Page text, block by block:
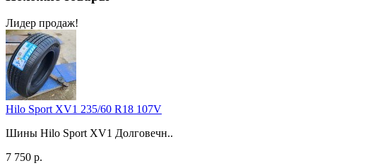
Лидер продаж!
Hilo Sport XV1 235/60 R18 107V
Шины Hilo Sport XV1 Долговечн..
7 750 р.